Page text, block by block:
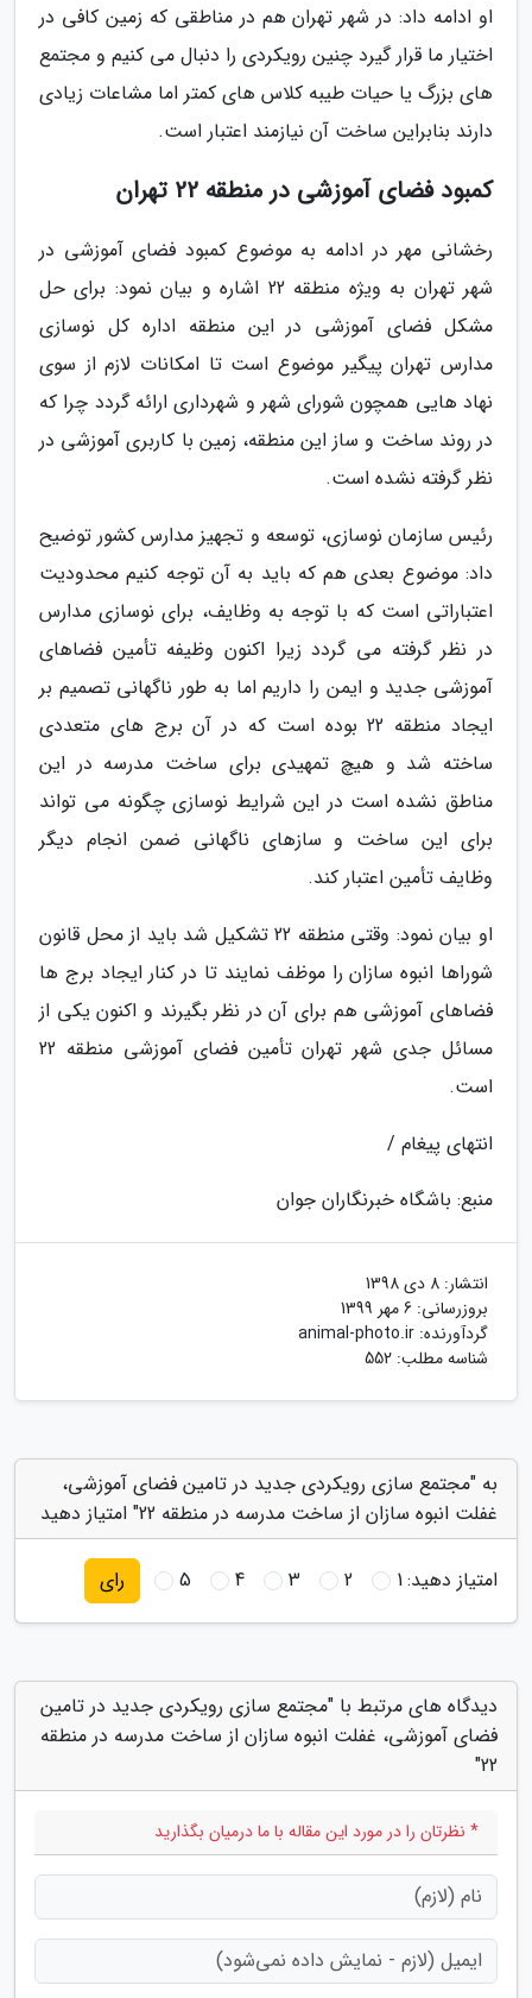
او ادامه داد: در شهر تهران هم در مناطقی که زمین کافی در
اختیار ما قرار گیرد چنین رویکردی را دنبال می کنیم و مجتمع
های بزرگ یا حیات طیبه کلاس های کمتر اما مشاعات زیادی
دارند بنابراین ساخت آن نیازمند اعتبار است.
کمبود فضای آموزشی در منطقه 22 تهران
رخشانی مهر در ادامه به موضوع کمبود فضای آموزشی در
شهر تهران به ویژه منطقه 22 اشاره و بیان نمود: برای حل
مشکل فضای آموزشی در این منطقه اداره کل نوسازی
مدارس تهران پیگیر موضوع است تا امکانات لازم از سوی
نهاد هایی همچون شورای شهر و شهرداری ارائه گردد چرا که
در روند ساخت و ساز این منطقه، زمین با کاربری آموزشی در
نظر گرفته نشده است.
رئیس سازمان نوسازی، توسعه و تجهیز مدارس کشور توضیح
داد: موضوع بعدی هم که باید به آن توجه کنیم محدودیت
اعتباراتی است که با توجه به وظایف، برای نوسازی مدارس
در نظر گرفته می گردد زیرا اکنون وظیفه تأمین فضاهای
آموزشی جدید و ایمن را داریم اما به طور ناگهانی تصمیم بر
ایجاد منطقه 22 بوده است که در آن برج های متعددی
ساخته شد و هیچ تمهیدی برای ساخت مدرسه در این
مناطق نشده است در این شرایط نوسازی چگونه می تواند
برای این ساخت و سازهای ناگهانی ضمن انجام دیگر
وظایف تأمین اعتبار کند.
او بیان نمود: وقتی منطقه 22 تشکیل شد باید از محل قانون
شوراها انبوه سازان را موظف نمایند تا در کنار ایجاد برج ها
فضاهای آموزشی هم برای آن در نظر بگیرند و اکنون یکی از
مسائل جدی شهر تهران تأمین فضای آموزشی منطقه 22
است.
انتهای پیغام /
منبع: باشگاه خبرنگاران جوان
انتشار: 8 دی 1398
بروزرسانی: 6 مهر 1399
گردآورنده: animal-photo.ir
شناسه مطلب: 552
به "مجتمع سازی رویکردی جدید در تامین فضای آموزشی،
غفلت انبوه سازان از ساخت مدرسه در منطقه 22" امتیاز دهید
امتیاز دهید:1
2
3
4
5 رای
دیدگاه های مرتبط با "مجتمع سازی رویکردی جدید در تامین
فضای آموزشی، غفلت انبوه سازان از ساخت مدرسه در منطقه
22"
* نظرتان را در مورد این مقاله با ما درمیان بگذارید